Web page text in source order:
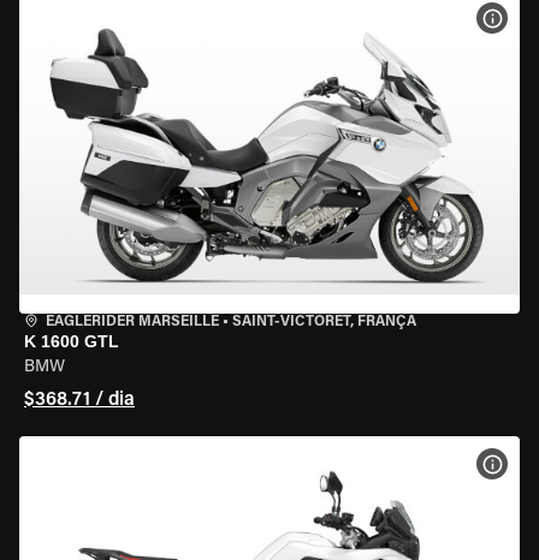
EAGLERIDER MARSEILLE • SAINT-VICTORET, FRANÇA
K 1600 GTL
BMW
$368.71 / dia
VER
VER